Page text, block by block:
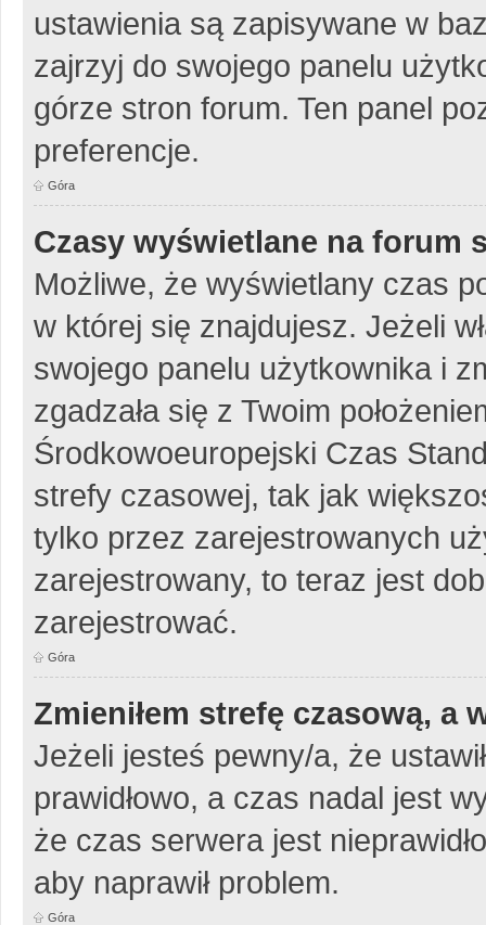
ustawienia są zapisywane w
zajrzyj do swojego panelu
górze stron forum. Ten panel
preferencje.
Góra
Czasy wyświetlane na forum
Możliwe, że wyświetlany czas
w której się znajdujesz. Jeżeli
swojego panelu użytkownika i
zgadzała się z Twoim
Środkowoeuropejski Czas
strefy czasowej, tak jak
tylko przez zarejestrowanych
zarejestrowany, to teraz jest
zarejestrować.
Góra
Zmieniłem strefę czasową, a
Jeżeli jesteś pewny/a, że
prawidłowo, a czas nadal jest
że czas serwera jest
aby naprawił problem.
Góra